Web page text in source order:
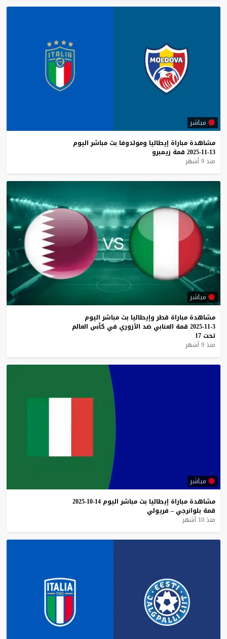
مباشر
مشاهدة مباراة إيطاليا ومولدوفا بث مباشر اليوم
13-11-2025
قمة زيمبرو
منذ 9 أشهر
مباشر
مشاهدة مباراة قطر وإيطاليا بث مباشر اليوم
3-11-2025
قمة العنابي ضد الأزوري في كأس العالم
تحت 17
منذ 9 أشهر
مباشر
مشاهدة مباراة إيطاليا بث مباشر اليوم 14-10-2025
قمة بلوانرجي – فريولي
منذ 10 أشهر